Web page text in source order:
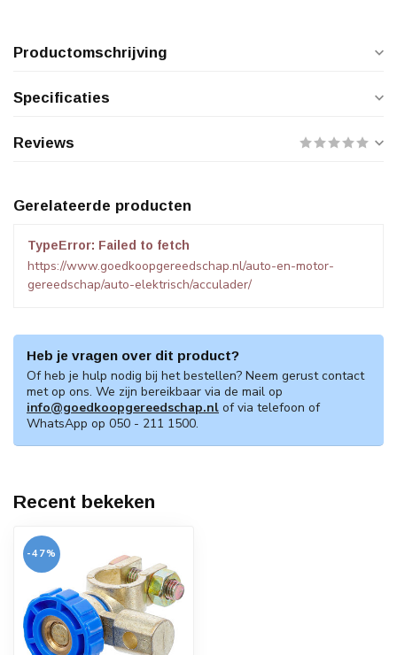
Productomschrijving
Specificaties
Reviews
Gerelateerde producten
TypeError: Failed to fetch
https://www.goedkoopgereedschap.nl/auto-en-motor-
gereedschap/auto-elektrisch/acculader/
Heb je vragen over dit product?
Of heb je hulp nodig bij het bestellen? Neem gerust contact
met op ons. We zijn bereikbaar via de mail op
info@goedkoopgereedschap.nl of via telefoon of
WhatsApp op 050 - 211 1500.
Recent bekeken
-47%